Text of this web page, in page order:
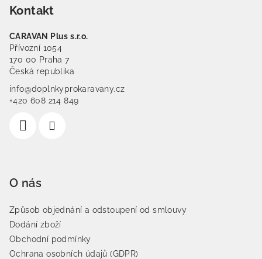
Kontakt
CARAVAN Plus s.r.o.
Přívozní 1054
170 00 Praha 7
Česká republika
info@doplnkyprokaravany.cz
+420 608 214 849
O nás
Způsob objednání a odstoupení od smlouvy
Dodání zboží
Obchodní podmínky
Ochrana osobních údajů (GDPR)